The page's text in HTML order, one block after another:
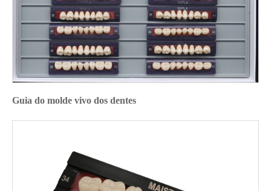
Guia do molde vivo dos dentes